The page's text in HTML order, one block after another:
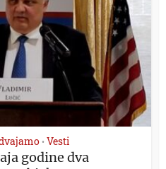
• Vesti
godine dva